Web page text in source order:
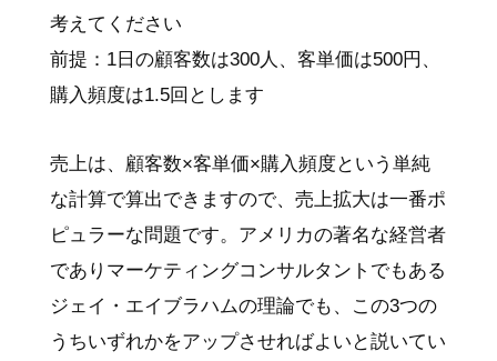
考えてください
前提：1日の顧客数は300人、客単価は500円、
購入頻度は1.5回とします
売上は、顧客数×客単価×購入頻度という単純
な計算で算出できますので、売上拡大は一番ポ
ピュラーな問題です。アメリカの著名な経営者
でありマーケティングコンサルタントでもある
ジェイ・エイブラハムの理論でも、この3つの
うちいずれかをアップさせればよいと説いてい